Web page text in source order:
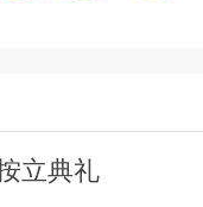
立典礼